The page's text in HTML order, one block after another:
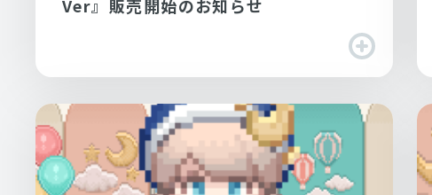
Ver』販売開始のお知らせ